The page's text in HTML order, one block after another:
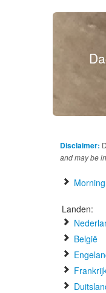
Disclaimer:
and may be
Landen:
België